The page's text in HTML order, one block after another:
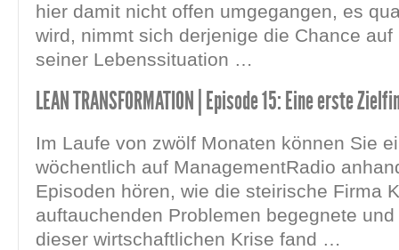
hier damit nicht offen umgegangen, es
wird, nimmt sich derjenige die Chance auf
seiner Lebenssituation …
LEAN TRANSFORMATION | Episode 15: Eine erste
Im Laufe von zwölf Monaten können Sie
wöchentlich auf ManagementRadio
Episoden hören, wie die steirische Firma
auftauchenden Problemen begegnete
dieser wirtschaftlichen Krise fand …